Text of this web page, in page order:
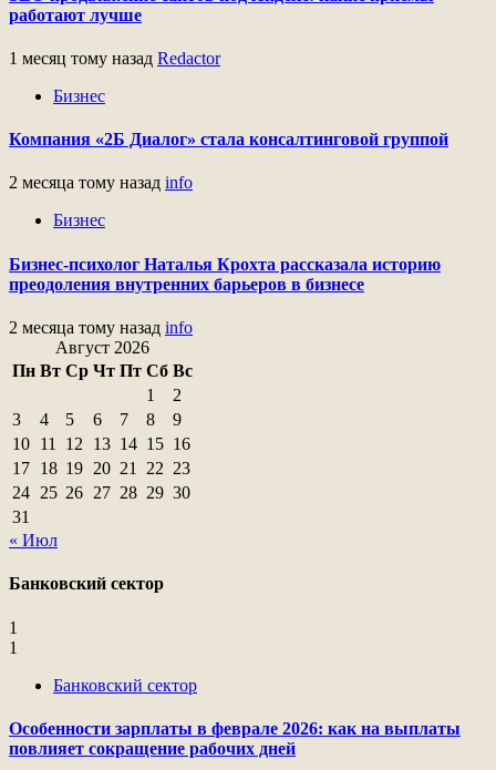
работают лучше
1 месяц тому назад Redactor
Бизнес
Компания «2Б Диалог» стала консалтинговой группой
2 месяца тому назад info
Бизнес
Бизнес-психолог Наталья Крохта рассказала историю
преодоления внутренних барьеров в бизнесе
2 месяца тому назад info
Август 2026
Пн Вт Ср Чт Пт Сб Вс
1
2
3
4 5 6 7 8
9
10 11 12 13 14 15 16
17 18 19 20 21 22 23
24 25 26 27 28 29 30
31
« Июл
Банковский сектор
1
1
Банковский сектор
Особенности зарплаты в феврале 2026: как на выплаты
повлияет сокращение рабочих дней